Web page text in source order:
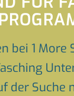
bei 1 More
der Suche